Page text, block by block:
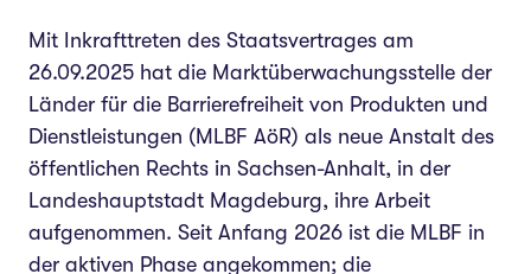
Mit Inkrafttreten des Staatsvertrages am
26.09.2025 hat die Marktüberwachungsstelle der
Länder für die Barrierefreiheit von Produkten und
Dienstleistungen (MLBF AöR) als neue Anstalt des
öffentlichen Rechts in Sachsen-Anhalt, in der
Landeshauptstadt Magdeburg, ihre Arbeit
aufgenommen. Seit Anfang 2026 ist die MLBF in
der aktiven Phase angekommen; die